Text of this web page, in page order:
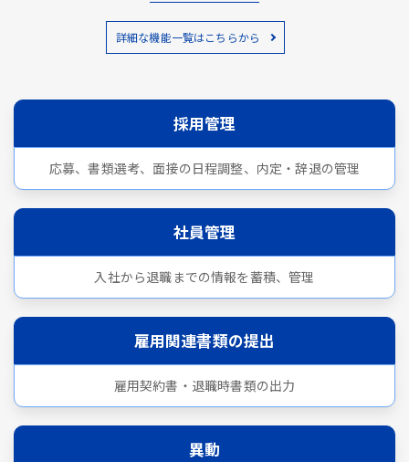
詳細な機能一覧はこちらから
採用管理
応募、書類選考、面接の日程調整、内定・辞退の管理
社員管理
入社から退職までの情報を蓄積、管理
雇用関連書類の提出
雇用契約書・退職時書類の出力
異動